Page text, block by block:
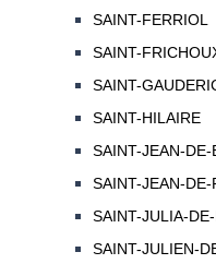
SAINT-FERRIOL
SAINT-
SAINT-
SAINT-HILAIRE
SAINT-JEAN-DE-
SAINT-JEAN-DE-
SAINT-JULIA-
SAINT-JULIEN-